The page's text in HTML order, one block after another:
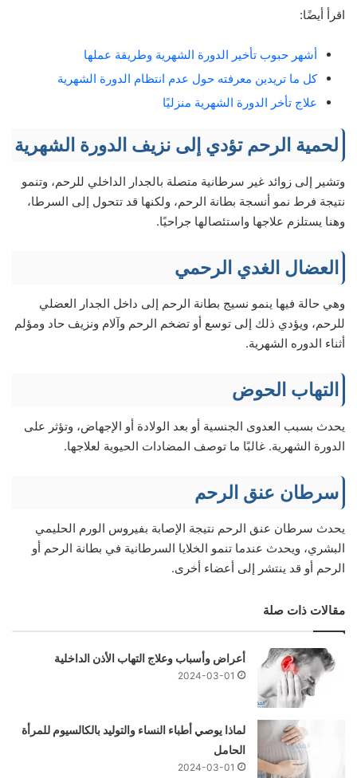
اقرأ أيضًا:
أشهر حبوب تأخير الدورة الشهرية وطريقة عملها
كل ما تريدين معرفته حول عدم انتظام الدورة الشهرية
علاج تأخر الدورة الشهرية منزليًا
لحمية الرحم تؤدي إلى نزيف الدورة الشهرية
وتشير إلى زوائد غير سرطانية متصلة بالجدار الداخلي للرحم، وتنمو
نتيجة فرط نمو أنسجة بطانة الرحم، ولكنها قد تتحول إلى السرطا،
وهنا يستلزم علاجها واستئصالها جراحيًا.
العضال الغدي الرحمي
وهي حالة فيها ينمو نسيج بطانة الرحم إلى داخل الجدار العضلي
للرحم، ويؤدي ذلك إلى توسع أو تضخم الرحم وآلام ونزيف حاد ومؤلم
أثناء الدوره الشهرية.
التهاب الحوض
يحدث بسبب العدوى الجنسية أو بعد الولادة أو الإجهاض، وتؤثر على
الدورة الشهرية. غالبًا ما توصف المضادات الحيوية لعلاجها.
سرطان عنق الرحم
يحدث سرطان عنق الرحم نتيجة الإصابة بفيروس الورم الحليمي
البشري، ويحدث عندما تنمو الخلايا السرطانية في بطانة الرحم أو
الرحم أو قد ينتشر إلى أعضاء أخرى.
مقالات ذات صلة
أعراض وأسباب وعلاج التهاب الأذن الداخلية
2024-03-01
لماذا يوصي أطباء النساء والتوليد بالكالسيوم للمرأة
الحامل
2024-03-01